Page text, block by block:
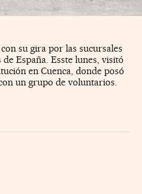
su gira por las sucursales
España. Esste lunes, visitó
en Cuenca, donde posó
un grupo de voluntarios.